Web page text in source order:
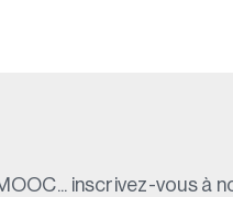
inscrivez-vous à